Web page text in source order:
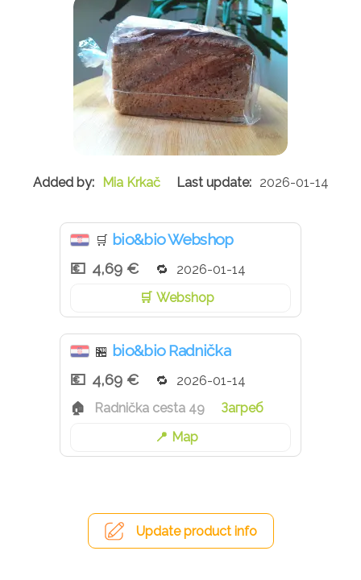
Mia Krkač 2026-01-14
🛒 bio&bio Webshop
4,69 €
2026-01-14
Webshop
🏪 bio&bio Radnička
4,69 €
2026-01-14
Radnička cesta 49
Загреб
Map
Update product info